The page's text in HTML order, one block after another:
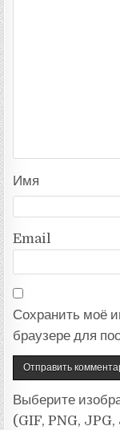
Имя
Email
Сохранить моё
браузере для
Выберите
(GIF, PNG, JPG,